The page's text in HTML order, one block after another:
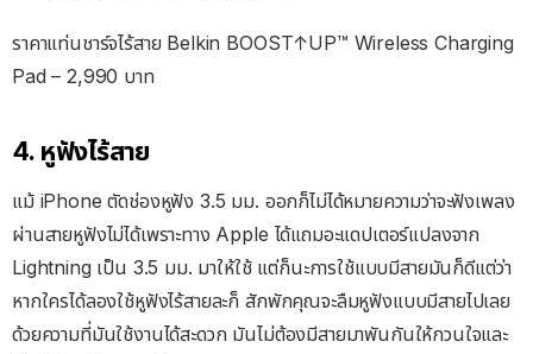
ราคาแท่นชาร์จไร้สาย Belkin BOOST↑UP™ Wireless Charging
Pad – 2,990 บาท
4. หูฟังไร้สาย
แม้ iPhone ตัดช่องหูฟัง 3.5 มม. ออกก็ไม่ได้หมายความว่าจะฟังเพลง
ผ่านสายหูฟังไม่ได้เพราะทาง Apple ได้แถมอะแดปเตอร์แปลงจาก
Lightning เป็น 3.5 มม. มาให้ใช้ แต่ก็นะการใช้แบบมีสายมันก็ดีแต่ว่า
หากใครได้ลองใช้หูฟังไร้สายละก็ สักพักคุณจะลืมหูฟังแบบมีสายไปเลย
ด้วยความที่มันใช้งานได้สะดวก มันไม่ต้องมีสายมาพันกันให้กวนใจและ